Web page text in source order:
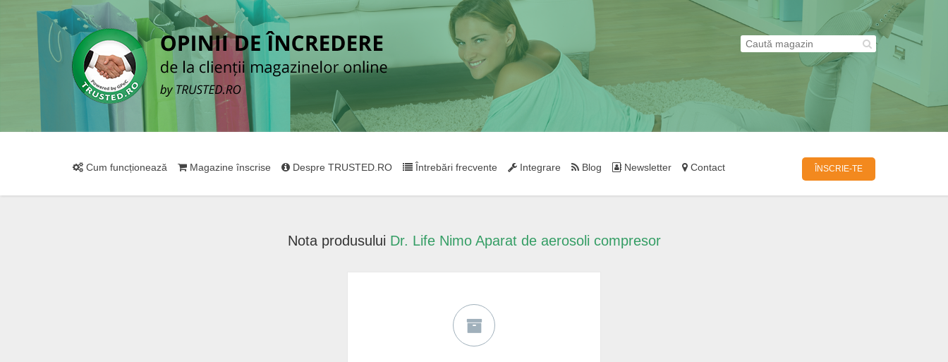
Cum funcționează Magazine înscrise Despre TRUSTED.RO Întrebări frecvente Integrare Blog Newsletter Contact ÎNSCRIE-TE
Nota produsului Dr. Life Nimo Aparat de aerosoli compresor